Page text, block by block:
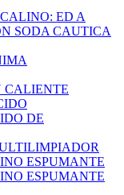
ED A
SODA CAUTICA
CALIENTE
DE
ESPUMANTE
ESPUMANTE